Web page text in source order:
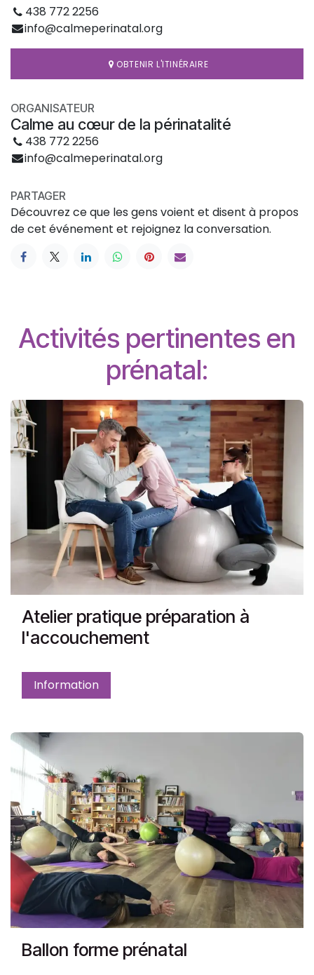
438 772 2256
info@calmeperinatal.org
OBTENIR L'ITINÉRAIRE
ORGANISATEUR
Calme au cœur de la périnatalité
438 772 2256
info@calmeperinatal.org
PARTAGER
Découvrez ce que les gens voient et disent à propos
de cet événement et rejoignez la conversation.
Activités pertinentes en
prénatal:
Atelier pratique préparation à
l'accouchement
Information
Ballon forme prénatal